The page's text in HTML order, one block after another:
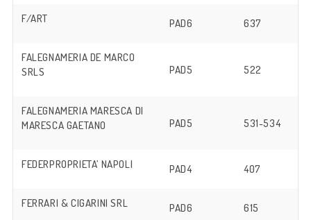
F/ART PAD6 637
FALEGNAMERIA DE MARCO
SRLS
PAD5 522
FALEGNAMERIA MARESCA DI
MARESCA GAETANO
PAD5 531-534
FEDERPROPRIETA’ NAPOLI PAD4 407
FERRARI & CIGARINI SRL PAD6 615